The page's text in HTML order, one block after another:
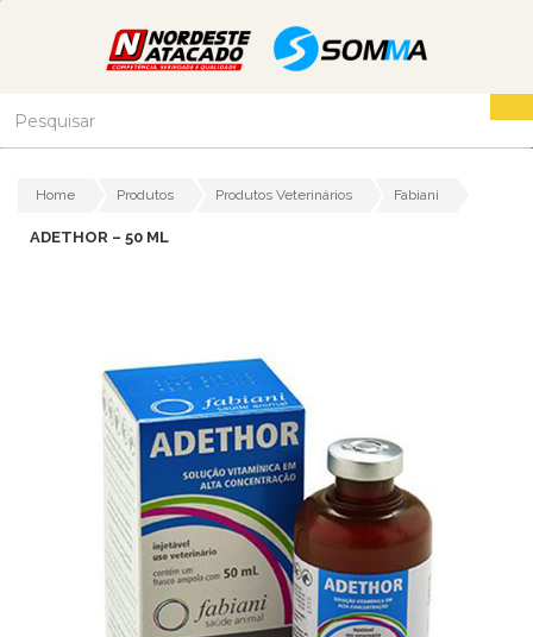
Home Produtos Produtos Veterinários Fabiani
ADETHOR – 50 ML